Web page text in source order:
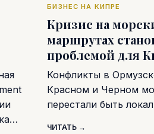
БИЗНЕС НА КИПРЕ
Кризис на
маршрутах
проблемой для
Конфликты в
Красном и Черном
перестали быть
ЧИТАТЬ →